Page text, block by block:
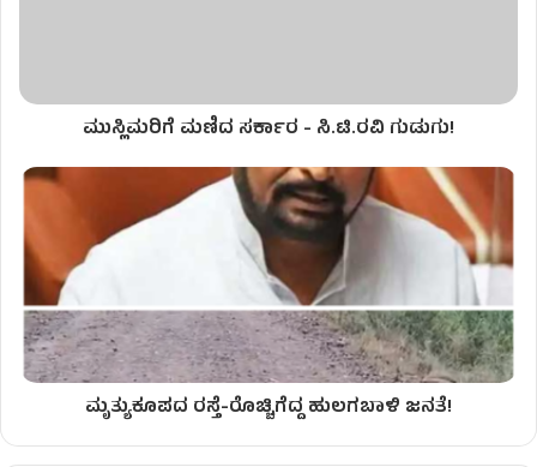
ಮುಸ್ಲಿಮರಿಗೆ ಮಣಿದ ಸರ್ಕಾರ - ಸಿ.ಟಿ.ರವಿ ಗುಡುಗು!
ಮೃತ್ಯುಕೂಪದ ರಸ್ತೆ-ರೊಚ್ಚಿಗೆದ್ದ ಹುಲಗಬಾಳಿ ಜನತೆ!